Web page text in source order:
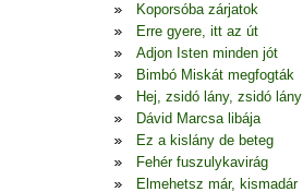
Koporsóba zárjatok
Erre gyere, itt az út
Adjon Isten minden jót
Bimbó Miskát megfogták
Hej, zsidó lány, zsidó lány
Dávid Marcsa libája
Ez a kislány de beteg
Fehér fuszulykavirág
Elmehetsz már, kismadár